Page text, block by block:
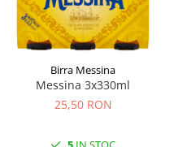
Birra Messina
Messina 3x330ml
25,50 RON